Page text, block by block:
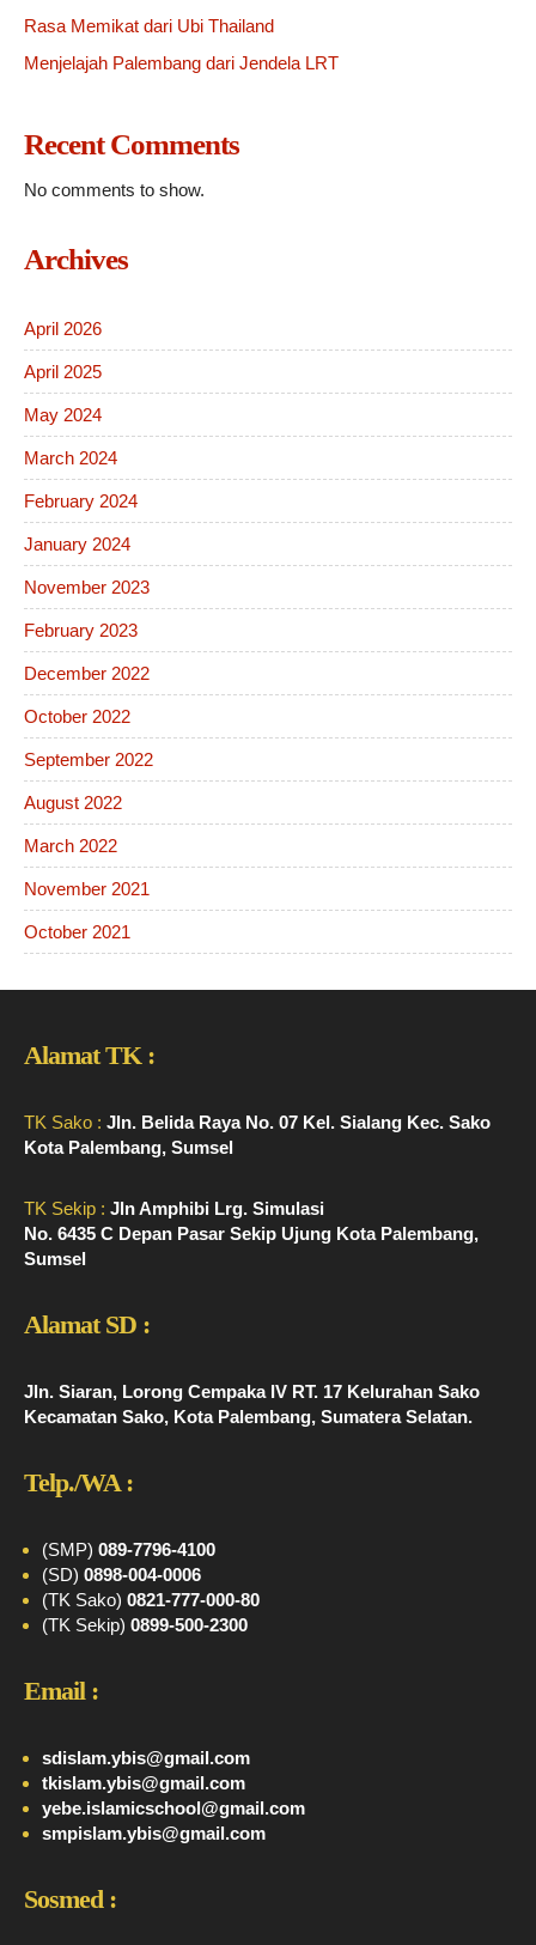
Rasa Memikat dari Ubi Thailand
Menjelajah Palembang dari Jendela LRT
Recent Comments
No comments to show.
Archives
April 2026
April 2025
May 2024
March 2024
February 2024
January 2024
November 2023
February 2023
December 2022
October 2022
September 2022
August 2022
March 2022
November 2021
October 2021
Alamat TK :
TK Sako : Jln. Belida Raya No. 07 Kel. Sialang Kec. Sako
Kota Palembang, Sumsel
TK Sekip : Jln Amphibi Lrg. Simulasi
No. 6435 C Depan Pasar Sekip Ujung Kota Palembang,
Sumsel
Alamat SD :
Jln. Siaran, Lorong Cempaka IV RT. 17 Kelurahan Sako
Kecamatan Sako, Kota Palembang, Sumatera Selatan.
Telp./WA :
(SMP) 089-7796-4100
(SD) 0898-004-0006
(TK Sako) 0821-777-000-80
(TK Sekip) 0899-500-2300
Email :
sdislam.ybis@gmail.com
tkislam.ybis@gmail.com
yebe.islamicschool@gmail.com
smpislam.ybis@gmail.com
Sosmed :